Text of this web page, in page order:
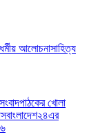
ধর্মীয় আলোচনাসাহিত্য
পাঠকের খোলা
বাংলাদেশ২৪এর